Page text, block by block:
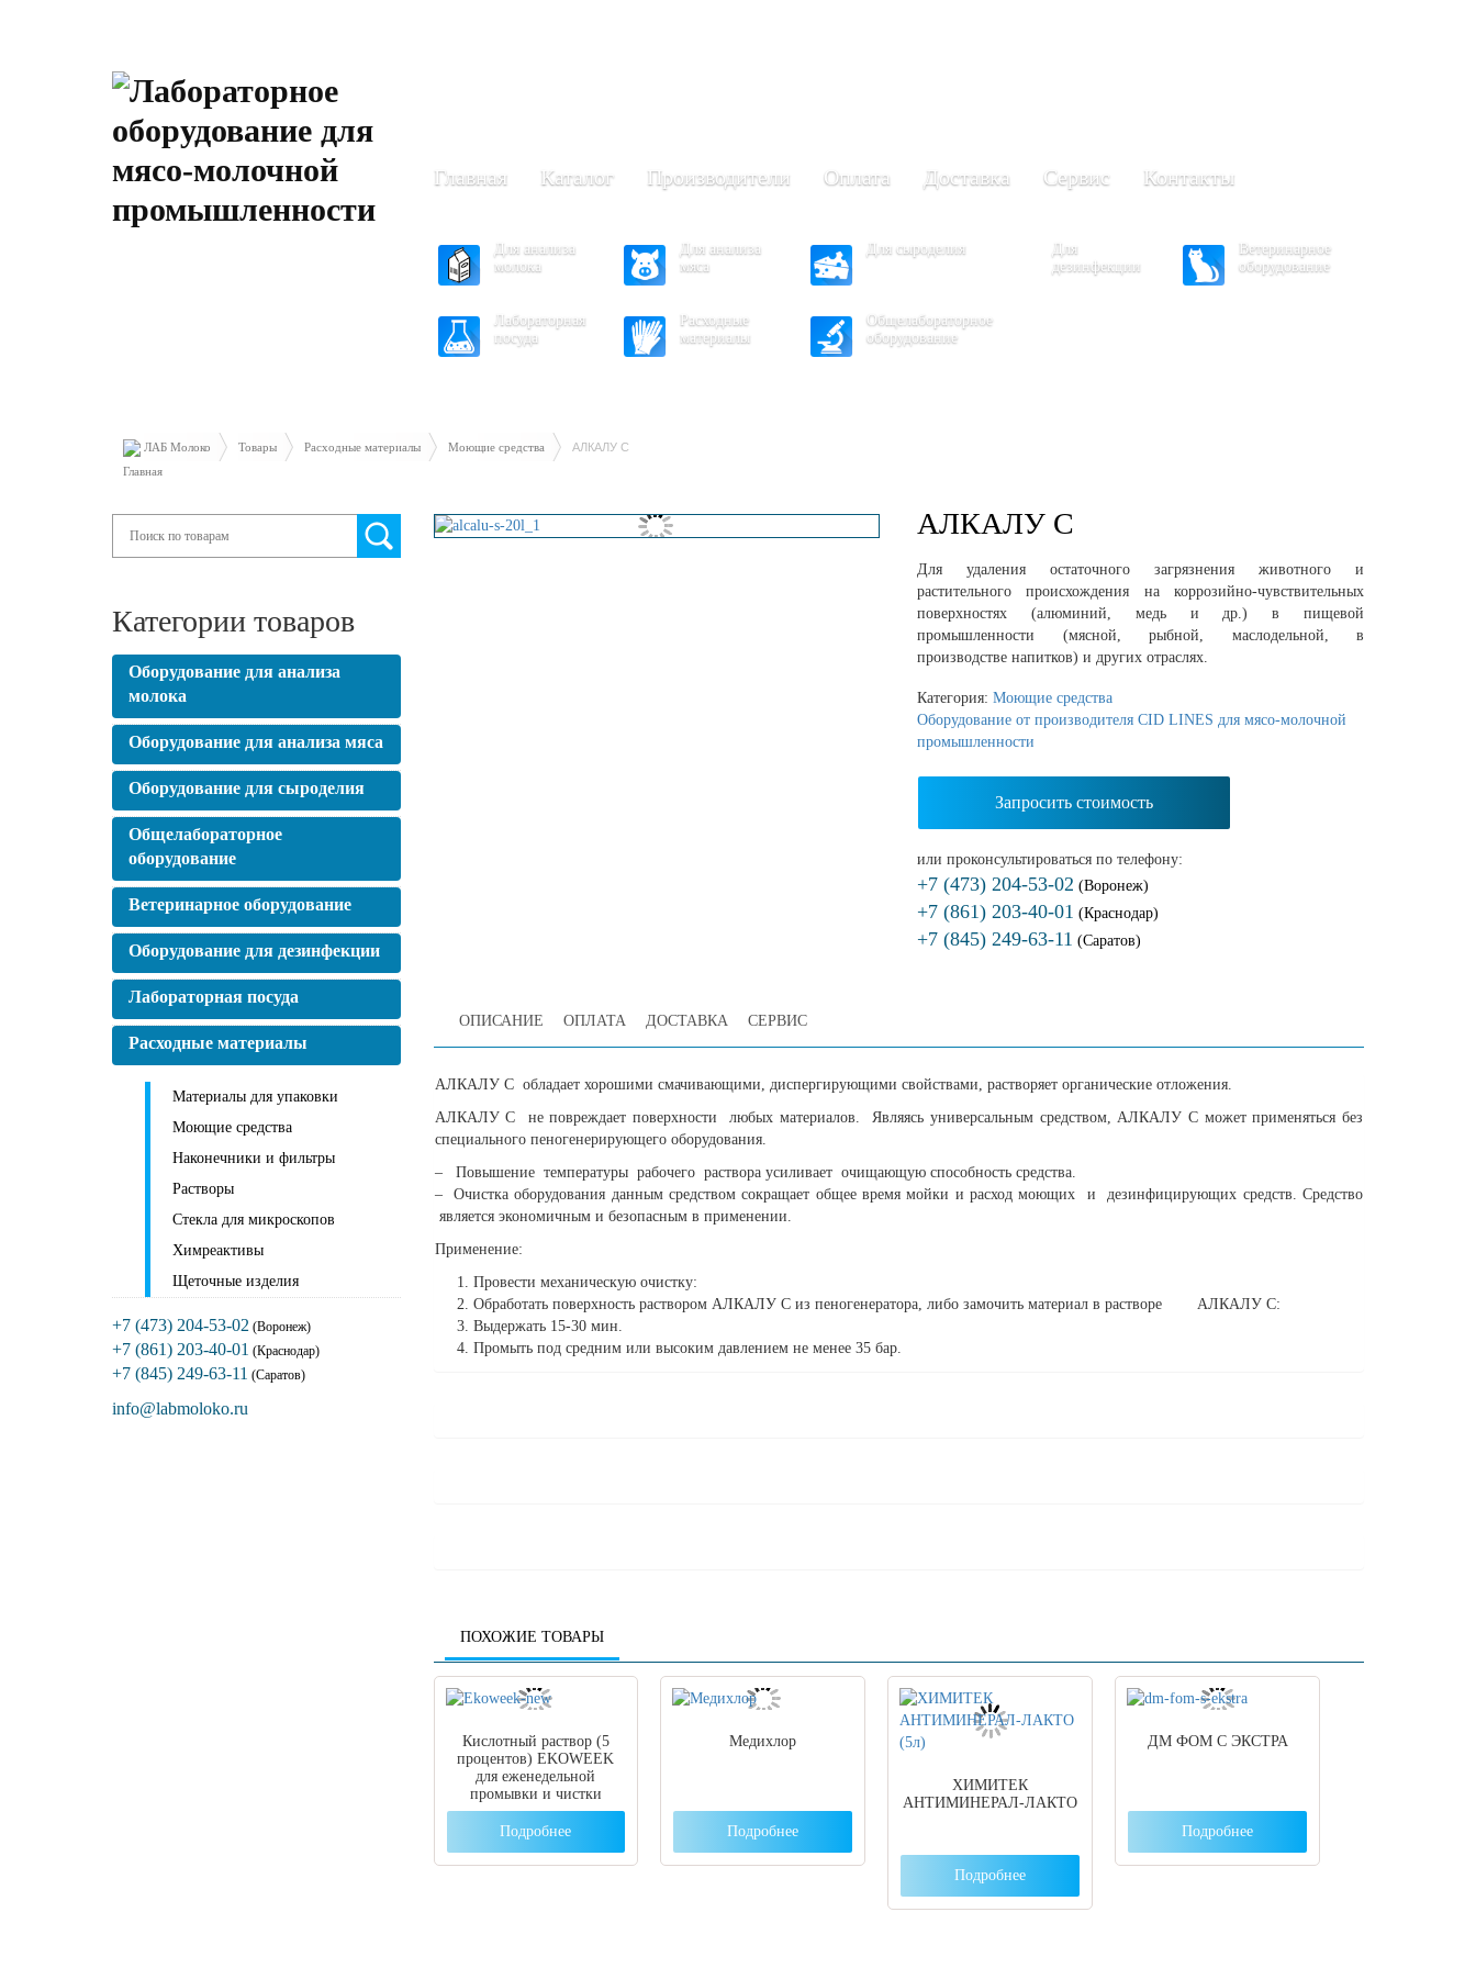
Главная Каталог Производители Оплата Доставка Сервис Контакты
Для анализа
молока
Для анализа
мяса
Для сыроделия
Для
дезинфекции
Ветеринарное
оборудование
Лабораторная
посуда
Расходные
материалы
Общелабораторное
оборудование
ЛАБ Молоко Товары Расходные материалы Моющие средства АЛКАЛУ С
АЛКАЛУ С
Для удаления остаточного загрязнения животного и
растительного происхождения на коррозийно-чувствительных
поверхностях (алюминий, медь и др.) в пищевой
промышленности (мясной, рыбной, маслодельной, в
производстве напитков) и других отраслях.
Категория:Моющие средства
Оборудование от производителя CID LINES для мясо-молочной
промышленности
Запросить стоимость
или проконсультироваться по телефону:
+7 (473) 204-53-02 (Воронеж)
+7 (861) 203-40-01 (Краснодар)
+7 (845) 249-63-11 (Саратов)
ОПИСАНИЕ ОПЛАТА ДОСТАВКА СЕРВИС
АЛКАЛУ С обладает хорошими смачивающими, диспергирующими свойствами, растворяет органические отложения.
АЛКАЛУ С не повреждает поверхности любых материалов. Являясь универсальным средством, АЛКАЛУ С может применяться без
специального пеногенерирующего оборудования.
– Повышение температуры рабочего раствора усиливает очищающую способность средства.
– Очистка оборудования данным средством сокращает общее время мойки и расход моющих и дезинфицирующих средств. Средство
является экономичным и безопасным в применении.
Применение:
Провести механическую очистку:
Обработать поверхность раствором АЛКАЛУ С из пеногенератора, либо замочить материал в растворе АЛКАЛУ С:
Выдержать 15-30 мин.
Промыть под средним или высоким давлением не менее 35 бар.
ПОХОЖИЕ ТОВАРЫ
Кислотный раствор (5
процентов) EKOWEEK
для еженедельной
промывки и чистки
анализаторов EKOMILK
Подробнее
Медихлор
Подробнее
ХИМИТЕК
АНТИМИНЕРАЛ-ЛАКТО
Подробнее
ДМ ФОМ С ЭКСТРА
Подробнее
Категории товаров
Оборудование для анализа
молока
Оборудование для анализа мяса
Оборудование для сыроделия
Общелабораторное
оборудование
Ветеринарное оборудование
Оборудование для дезинфекции
Лабораторная посуда
Расходные материалы
Материалы для упаковки
Моющие средства
Наконечники и фильтры
Растворы
Стекла для микроскопов
Химреактивы
Щеточные изделия
+7 (473) 204-53-02 (Воронеж)
+7 (861) 203-40-01 (Краснодар)
+7 (845) 249-63-11 (Саратов)
info@labmoloko.ru